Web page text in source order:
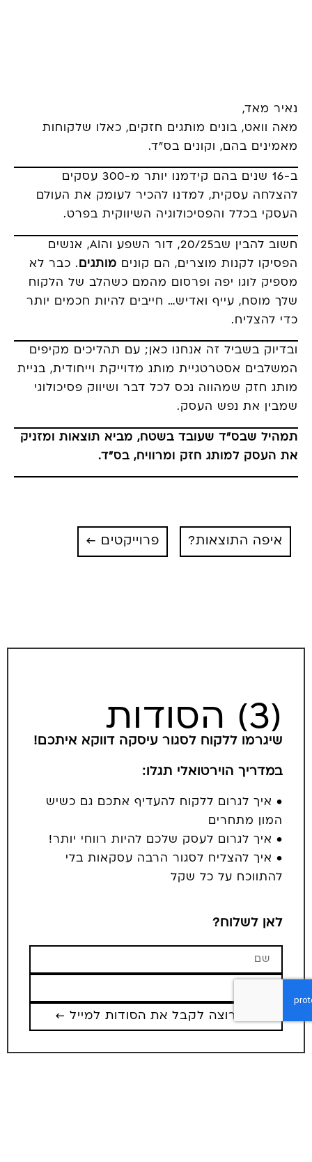
נאיר מאד,
מאה וואט, בונים מותגים חזקים, כאלו שלקוחות
מאמינים בהם, וקונים בס”ד.
ב-16 שנים בהם קידמנו יותר מ-300 עסקים
להצלחה עסקית, למדנו להכיר לעומק את העולם
העסקי בכלל והפסיכולוגיה השיווקית בפרט.
חשוב להבין שב20/25, דור השפע והAI, אנשים
הפסיקו לקנות מוצרים, הם קוניםמותגים. כבר לא
מספיק לוגו יפה ופרסום מהמם כשהלב של הלקוח
שלך מוסח, עייף ואדיש… חייבים להיות חכמים יותר
כדי להצליח.
ובדיוק בשביל זה אנחנו כאן; עם תהליכים מקיפים
המשלבים אסטרטגיית מותג מדוייקת וייחודית, בניית
מותג חזק שמהווה נכס לכל דבר ושיווק פסיכולוגי
שמבין את נפש העסק.
תמהיל שבס”ד שעובד בשטח, מביא תוצאות ומזניק
את העסק למותג חזק ומרוויח, בס"ד.
איפה התוצאות? פרוייקטים ←
(3) הסודות
שיגרמו ללקוח לסגור עיסקה דווקא איתכם!
במדריך הוירטואלי תגלו:
• איך לגרום ללקוח להעדיף אתכם גם כשיש
המון מתחרים
• איך לגרום לעסק שלכם להיות רווחי יותר!
• איך להצליח לסגור הרבה עסקאות בלי
להתווכח על כל שקל
לאן לשלוח?
אני רוצה לקבל את הסודות למייל ←